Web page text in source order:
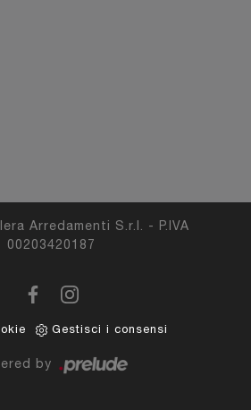
Arredamenti S.r.l. - P.IVA
00203420187
Gestisci i consensi
by